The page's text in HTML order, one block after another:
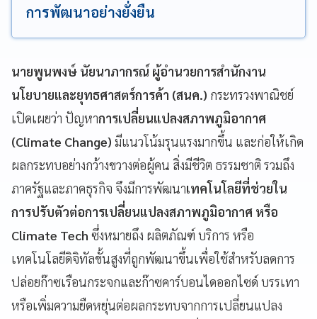
การพัฒนาอย่างยั่งยืน
นายพูนพงษ์ นัยนาภากรณ์ ผู้อำนวยการสำนักงาน
นโยบายและยุทธศาสตร์การค้า (สนค.) กระทรวงพาณิชย์
เปิดเผยว่า ปัญหาการเปลี่ยนแปลงสภาพภูมิอากาศ
(Climate Change) มีแนวโน้มรุนแรงมากขึ้น และก่อให้เกิด
ผลกระทบอย่างกว้างขวางต่อผู้คน สิ่งมีชีวิต ธรรมชาติ รวมถึง
ภาครัฐและภาคธุรกิจ จึงมีการพัฒนาเทคโนโลยีที่ช่วยใน
การปรับตัวต่อการเปลี่ยนแปลงสภาพภูมิอากาศ หรือ
Climate Tech ซึ่งหมายถึง ผลิตภัณฑ์ บริการ หรือ
เทคโนโลยีดิจิทัลขั้นสูงที่ถูกพัฒนาขึ้นเพื่อใช้สำหรับลดการ
ปล่อยก๊าซเรือนกระจกและก๊าซคาร์บอนไดออกไซด์ บรรเทา
หรือเพิ่มความยืดหยุ่นต่อผลกระทบจากการเปลี่ยนแปลง